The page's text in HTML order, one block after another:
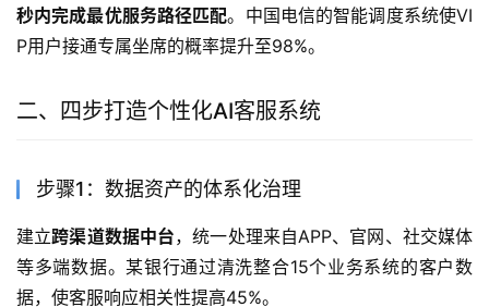
秒内完成最优服务路径匹配。中国电信的智能调度系统使VI
P用户接通专属坐席的概率提升至98%。
二、四步打造个性化AI客服系统
步骤1：数据资产的体系化治理
建立跨渠道数据中台，统一处理来自APP、官网、社交媒体
等多端数据。某银行通过清洗整合15个业务系统的客户数
据，使客服响应相关性提高45%。